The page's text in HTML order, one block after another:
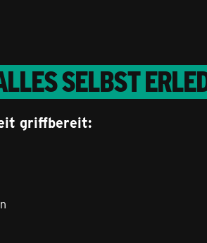
selbst
griffbereit: